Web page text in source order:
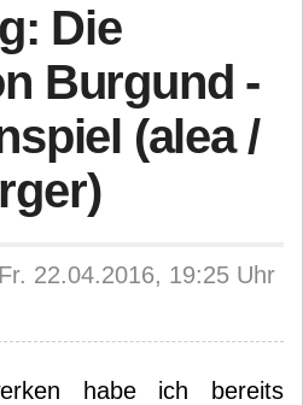
Die
Burgund -
(alea /
22.04.2016, 19:25 Uhr
habe ich bereits